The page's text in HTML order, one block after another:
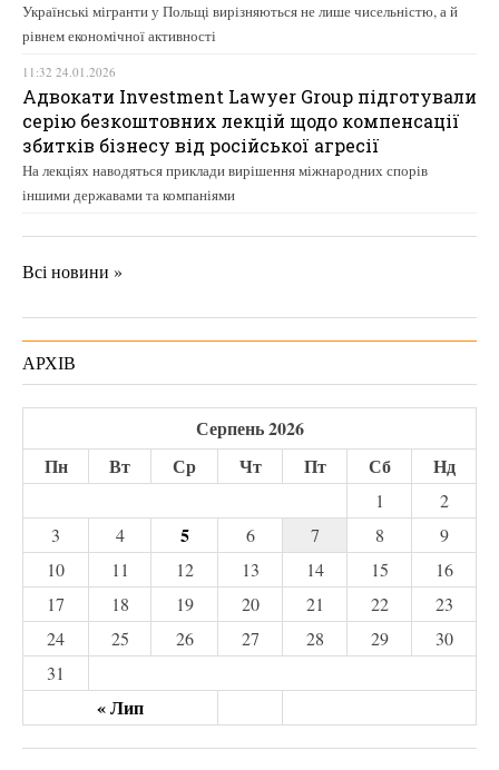
Українські мігранти у Польщі вирізняються не лише чисельністю, а й
рівнем економічної активності
11:32 24.01.2026
Адвокати Investment Lawyer Group підготували
серію безкоштовних лекцій щодо компенсації
збитків бізнесу від російської агресії
На лекціях наводяться приклади вирішення міжнародних спорів
іншими державами та компаніями
Всі новини »
АРХІВ
Серпень 2026
Пн
Вт Ср Чт Пт Сб Нд
« Лип
1
2
3
4 5 6 7 8
9
10
11 12 13 14 15
16
17
18 19 20 21 22
23
24
25 26 27 28 29
30
31